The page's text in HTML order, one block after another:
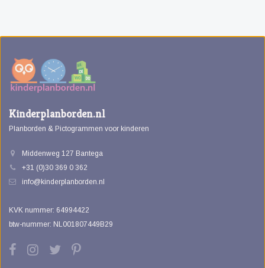
Kinderplanborden.nl
Planborden & Pictogrammen voor kinderen
Middenweg 127 Bantega
+31 (0)30 369 0 362
info@kinderplanborden.nl
KVK nummer: 64994422
btw-nummer: NL001807449B29